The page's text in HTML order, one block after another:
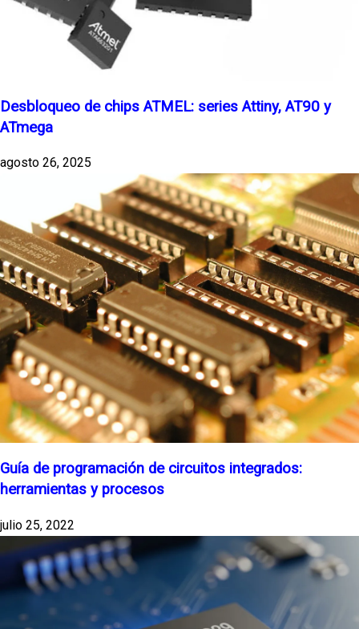
Desbloqueo de chips ATMEL: series Attiny, AT90 y
ATmega
agosto 26, 2025
Guía de programación de circuitos integrados:
herramientas y procesos
julio 25, 2022